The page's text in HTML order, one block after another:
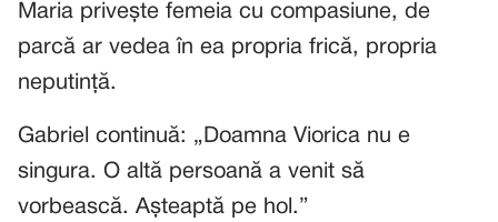
Maria privește femeia cu compasiune, de
parcă ar vedea în ea propria frică, propria
neputință.
Gabriel continuă: „Doamna Viorica nu e
singura. O altă persoană a venit să
vorbească. Așteaptă pe hol.”